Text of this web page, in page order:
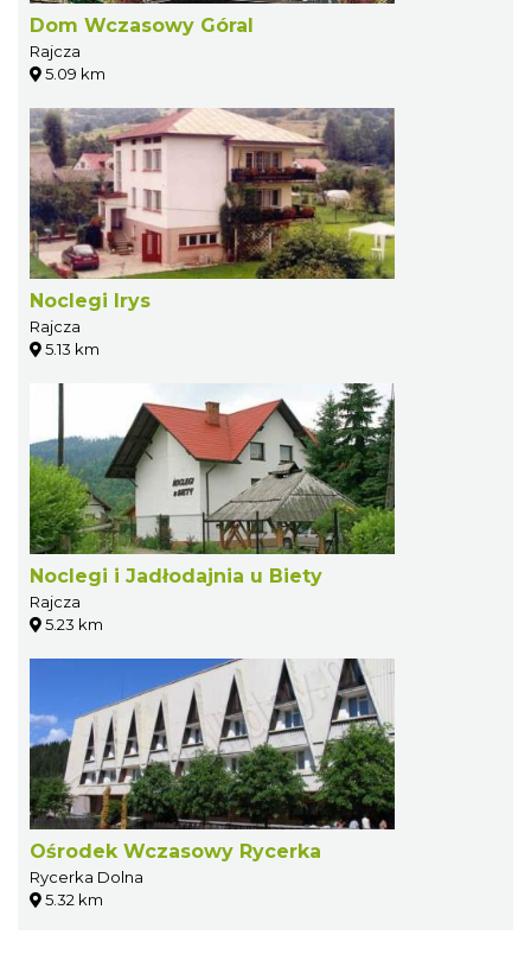
Dom Wczasowy Góral
Rajcza
5.09 km
Noclegi Irys
Rajcza
5.13 km
Noclegi i Jadłodajnia u Biety
Rajcza
5.23 km
Ośrodek Wczasowy Rycerka
Rycerka Dolna
5.32 km